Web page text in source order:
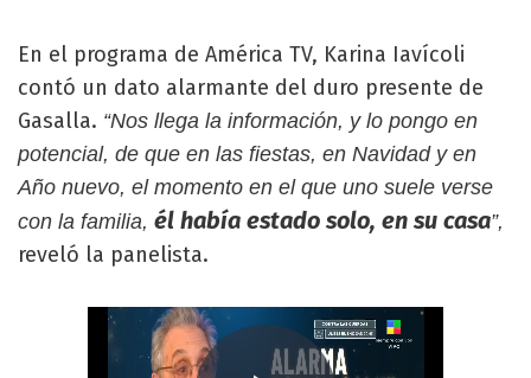
En el programa de América TV, Karina Iavícoli
contó un dato alarmante del duro presente de
Gasalla. “Nos llega la información, y lo pongo en
potencial, de que en las fiestas, en Navidad y en
Año nuevo, el momento en el que uno suele verse
con la familia, él había estado solo, en su casa”,
reveló la panelista.